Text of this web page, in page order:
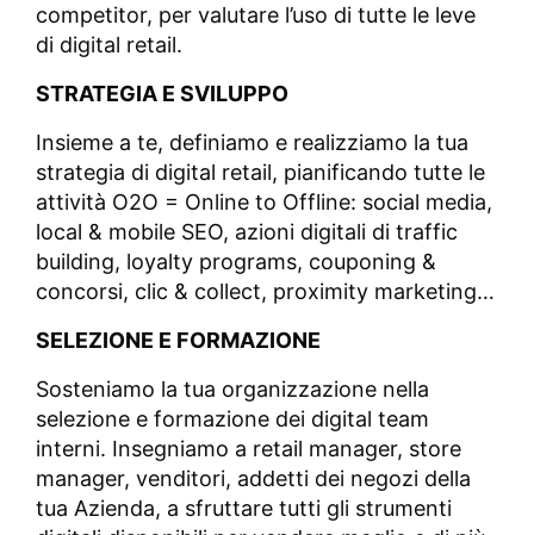
competitor, per valutare l’uso di tutte le leve
di digital retail.
STRATEGIA E SVILUPPO
Insieme a te, definiamo e realizziamo la tua
strategia di digital retail, pianificando tutte le
attività O2O = Online to Offline: social media,
local & mobile SEO, azioni digitali di traffic
building, loyalty programs, couponing &
concorsi, clic & collect, proximity marketing…
SELEZIONE E FORMAZIONE
Sosteniamo la tua organizzazione nella
selezione e formazione dei digital team
interni. Insegniamo a retail manager, store
manager, venditori, addetti dei negozi della
tua Azienda, a sfruttare tutti gli strumenti